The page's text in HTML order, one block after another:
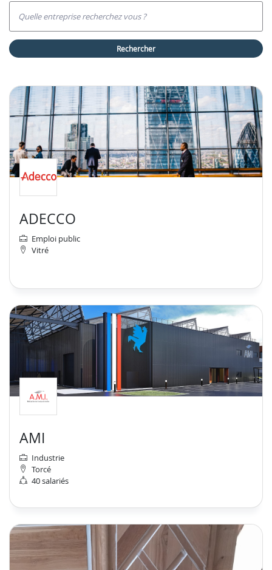
Quelle entreprise recherchez vous ?
rechercher
ADECCO
Emploi public
Vitré
AMI
Industrie
Torcé
40 salariés